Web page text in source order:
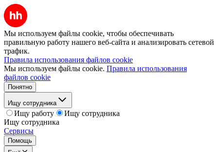
Мы используем файлы cookie, чтобы обеспечивать
правильную работу нашего веб-сайта и анализировать сетевой
трафик.
Правила использования файлов cookie
Мы используем файлы cookie. Правила использования
файлов cookie
Понятно
Ищу сотрудника
Ищу работу
Ищу сотрудника
Ищу сотрудника
Сервисы
Помощь